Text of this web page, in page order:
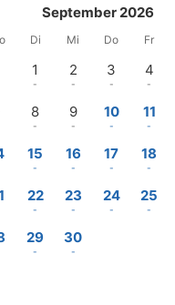
September 2026
Di Mi Do Fr
1
-
2
-
3
-
4
-
8
-
9
-
10
-
11
-
15
-
16
-
17
-
18
-
22
-
23
-
24
-
25
-
29
-
30
-